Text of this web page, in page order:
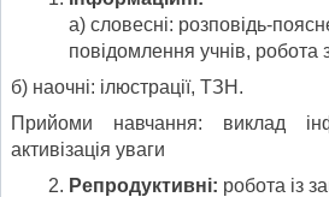
а) словесні: розповідь-
повідомлення учнів, робота
б) наочні: ілюстрації, ТЗН.
Прийоми навчання: виклад
активізація уваги
Репродуктивні: робота із